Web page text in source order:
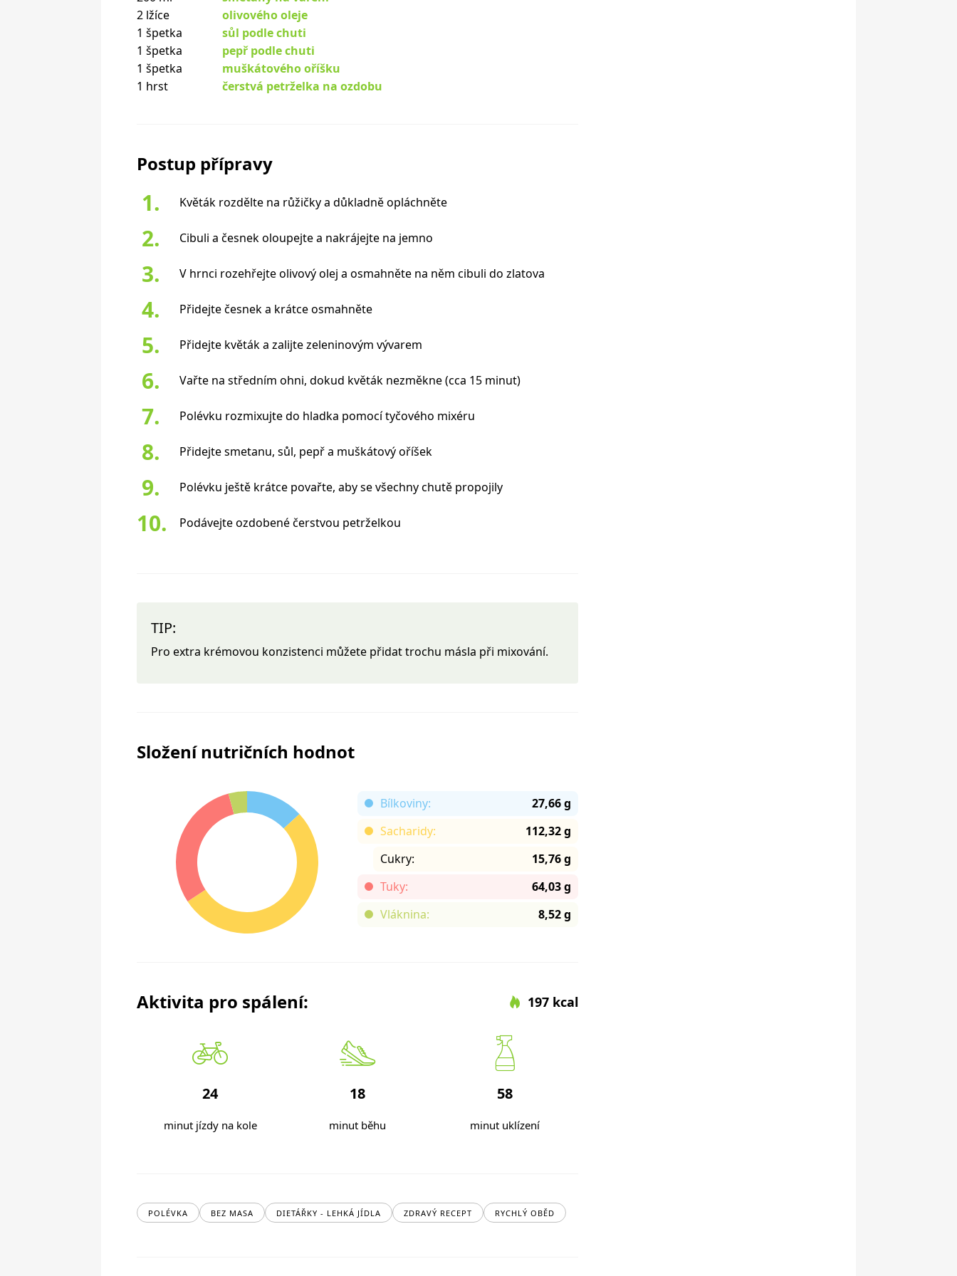
2 lžíce
olivového oleje
1 špetka
sůl podle chuti
1 špetka
pepř podle chuti
1 špetka
muškátového oříšku
1 hrst
čerstvá petrželka na ozdobu
Postup přípravy
Květák rozdělte na růžičky a důkladně opláchněte
Cibuli a česnek oloupejte a nakrájejte na jemno
V hrnci rozehřejte olivový olej a osmahněte na něm cibuli do zlatova
Přidejte česnek a krátce osmahněte
Přidejte květák a zalijte zeleninovým vývarem
Vařte na středním ohni, dokud květák nezměkne (cca 15 minut)
Polévku rozmixujte do hladka pomocí tyčového mixéru
Přidejte smetanu, sůl, pepř a muškátový oříšek
Polévku ještě krátce povařte, aby se všechny chutě propojily
Podávejte ozdobené čerstvou petrželkou
TIP:
Pro extra krémovou konzistenci můžete přidat trochu másla při mixování.
Složení nutričních hodnot
Bílkoviny:
27,66 g
Sacharidy:
112,32 g
Cukry:
15,76 g
Tuky:
64,03 g
Vláknina:
8,52 g
Aktivita pro spálení: 197 kcal
24
minut jízdy na kole
18
minut běhu
58
minut uklízení
POLÉVKA BEZ MASA DIETÁŘKY - LEHKÁ JÍDLA ZDRAVÝ RECEPT RYCHLÝ OBĚD